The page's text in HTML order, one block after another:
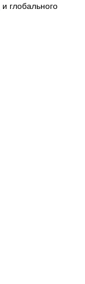
и глобального